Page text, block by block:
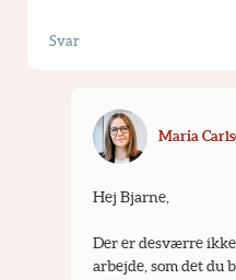
Svar
Maria
Hej Bjarne,
Der er desværre
arbejde, som det du